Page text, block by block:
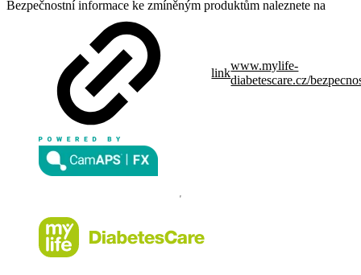
Bezpečnostní informace ke zmíněným produktům naleznete na
link
www.mylife-
diabetescare.cz/